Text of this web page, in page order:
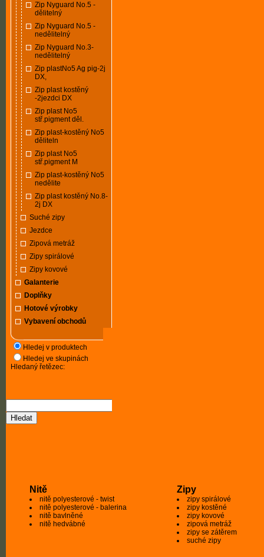
Zip Nyguard No.5 -
dělitelný
Zip Nyguard No.5 -
nedělitelný
Zip Nyguard No.3-
nedělitelný
Zip plastNo5 Ag pig-2j
DX,
Zip plast kostěný
-2jezdci DX
Zip plast No5
stř.pigment děl.
Zip plast-kostěný No5
děliteln
Zip plast No5
stř.pigment M
Zip plast-kostěný No5
nedělite
Zip plast kostěný No.8-
2j DX
Suché zipy
Jezdce
Zipová metráž
Zipy spirálové
Zipy kovové
Galanterie
Doplňky
Hotové výrobky
Vybavení obchodů
Hledej v produktech
Hledej ve skupinách
Hledaný řetězec:
Nitě
nitě polyesterové - twist
nitě polyesterové - balerina
nitě bavlněné
nitě hedvábné
Zipy
zipy spirálové
zipy kostěné
zipy kovové
zipová metráž
zipy se zátěrem
suché zipy